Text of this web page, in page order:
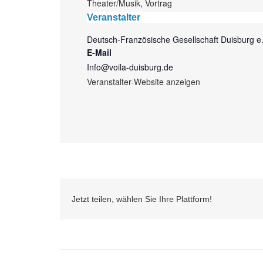
Theater/Musik, Vortrag
Veranstalter
Deutsch-Französische Gesellschaft Duisburg
E-Mail
Info@voila-duisburg.de
Veranstalter-Website anzeigen
Jetzt teilen, wählen Sie Ihre Plattform!